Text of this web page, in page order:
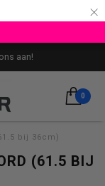
×
aan!
0
bij 36cm)
(61.5 BIJ